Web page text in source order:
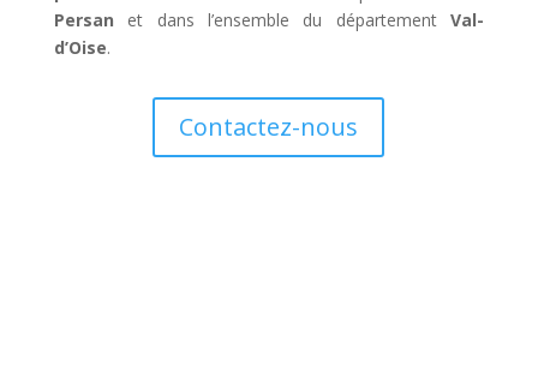
Persan et dans l’ensemble du départementVal-
d’Oise.
Contactez-nous